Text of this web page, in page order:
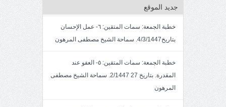
جديد الموقع
خطبة الجمعة: سمات المتقين: ٦- عمل الإحسان
بتاريخ4/3/1447. سماحة الشيخ مصطفى المرهون
خطبة الجمعة: سمات المتقين: ٥- العفو عند
المقدرة. بتاريخ 27 2/1447. سماحة الشيخ مصطفى
المرهون